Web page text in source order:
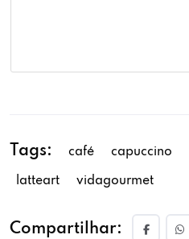
Tags: café capuccino
latteart vidagourmet
Compartilhar: